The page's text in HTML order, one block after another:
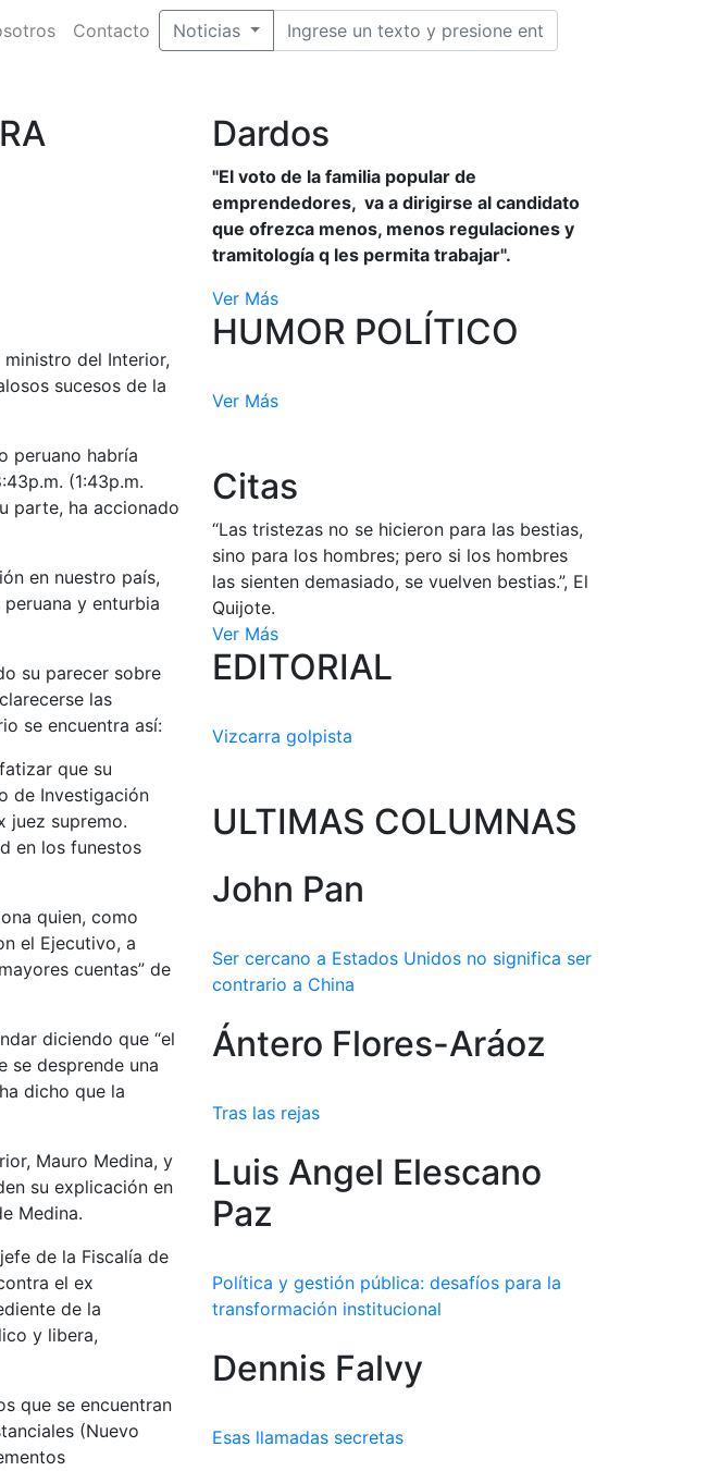
Contacto Noticias
del Interior,
sucesos de la
peruano habría
(1:43p.m.
parte, ha accionado
en nuestro país,
y enturbia
su parecer sobre
las
se encuentra así:
que su
de Investigación
juez supremo.
en los funestos
quien, como
el Ejecutivo, a
cuentas” de
diciendo que “el
se desprende una
dicho que la
Mauro Medina, y
su explicación en
Medina.
de la Fiscalía de
el ex
de la
y libera,
que se encuentran
(Nuevo
Dardos
"El voto de la familia popular de
emprendedores, va a dirigirse al candidato
que ofrezca menos, menos regulaciones y
tramitología q les permita trabajar".
Ver Más
HUMOR POLÍTICO
Ver Más
Citas
“Las tristezas no se hicieron para las bestias,
sino para los hombres; pero si los hombres
las sienten demasiado, se vuelven bestias.”, El
Quijote.
Ver Más
EDITORIAL
Vizcarra golpista
ULTIMAS COLUMNAS
John Pan
Ser cercano a Estados Unidos no significa ser
contrario a China
Ántero Flores-Aráoz
Tras las rejas
Luis Angel Elescano
Paz
Política y gestión pública: desafíos para la
transformación institucional
Dennis Falvy
Esas llamadas secretas